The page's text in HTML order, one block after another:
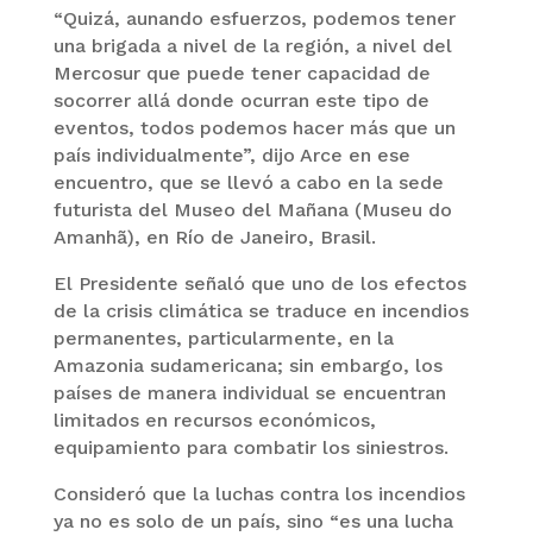
“Quizá, aunando esfuerzos, podemos tener
una brigada a nivel de la región, a nivel del
Mercosur que puede tener capacidad de
socorrer allá donde ocurran este tipo de
eventos, todos podemos hacer más que un
país individualmente”, dijo Arce en ese
encuentro, que se llevó a cabo en la sede
futurista del Museo del Mañana (Museu do
Amanhã), en Río de Janeiro, Brasil.
El Presidente señaló que uno de los efectos
de la crisis climática se traduce en incendios
permanentes, particularmente, en la
Amazonia sudamericana; sin embargo, los
países de manera individual se encuentran
limitados en recursos económicos,
equipamiento para combatir los siniestros.
Consideró que la luchas contra los incendios
ya no es solo de un país, sino “es una lucha